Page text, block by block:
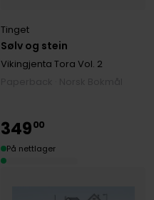
Sølv og stein
Tinget
Vikingjenta Tora Vol. 2
34900
På nettlager